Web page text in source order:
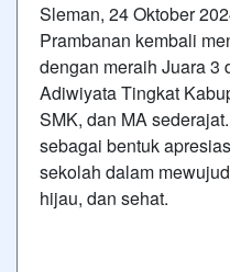
Sleman, 24 Oktober
Prambanan kembali
dengan meraih Juara 3
Adiwiyata Tingkat
SMK, dan MA
sebagai bentuk
sekolah dalam
hijau, dan sehat.